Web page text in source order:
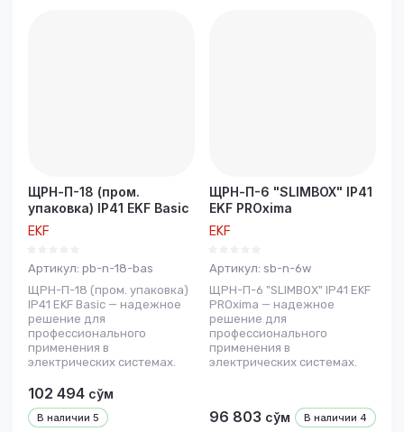
ЩРН-П-18 (пром.
упаковка) IP41 EKF Basic
EKF
Артикул: pb-n-18-bas
ЩРН-П-18 (пром. упаковка)
IP41 EKF Basic — надежное
решение для
профессионального
применения в
электрических системах.
В наличии 5
102 494 сўм
ЩРН-П-6 "SLIMBOX" IP41
EKF PROxima
EKF
Артикул: sb-n-6w
ЩРН-П-6 "SLIMBOX" IP41 EKF
PROxima — надежное
решение для
профессионального
применения в
электрических системах.
В наличии 4
96 803 сўм